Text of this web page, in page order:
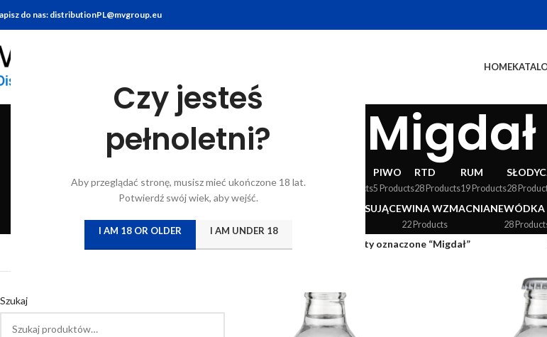
Czy jesteś
pełnoletni?
Aby przeglądać stronę, musisz mieć ukończone 18 lat.
Potwierdź swój wiek, aby wejść.
I AM 18 OR OLDER I AM UNDER 18
do nas: distributionPL@mvgroup.eu
HOME
Migdał
7 Products10 Products22 Products7 Products5 Products 24 Products
PIWO
5 Products
RTD
28 Products
RUM
19 Products28
WINA MUSUJĄCEWINA WZMACNIANE
22 Products
WÓDKA
28
Szukaj
Produkty oznaczone “Migdał”